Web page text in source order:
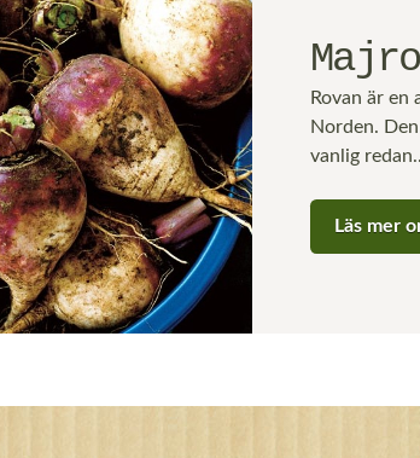
Rovan är en
Norden.
vanlig
Läs mer